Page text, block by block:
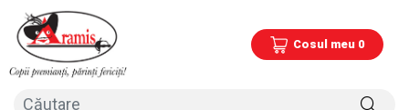
Cosul meu 0